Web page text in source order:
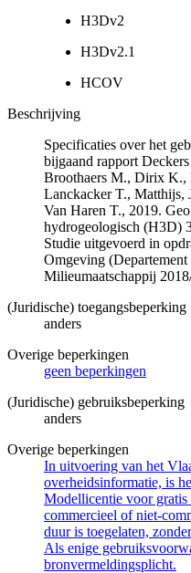
H3Dv2
H3Dv2.1
HCOV
Beschrijving
Specificaties over het
bijgaand rapport
Broothaers M., Dirix K.,
Lanckacker T., Matthijs,
Van Haren T., 2019.
hydrogeologisch (H3D)
Studie uitgevoerd in
Omgeving
Milieumaatschappij
(Juridische) toegangsbeperking
anders
Overige beperkingen
geen beperkingen
(Juridische) gebruiksbeperking
anders
Overige beperkingen
In uitvoering van het
overheidsinformatie, is
Modellicentie voor
commercieel of niet-
duur is toegelaten,
Als enige
bronvermeldingsplicht.